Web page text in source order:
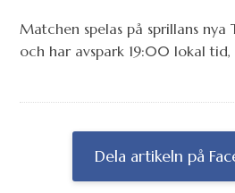
Matchen spelas på sprillans nya
och har avspark 19:00 lokal tid,
Dela artikeln på